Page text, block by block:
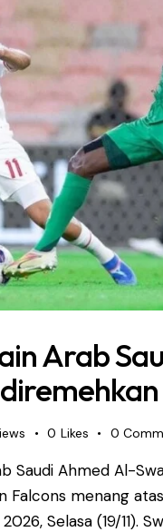
Arab
0 Likes 0
Saudi Ahmed Al-
menang
Selasa (19/11).